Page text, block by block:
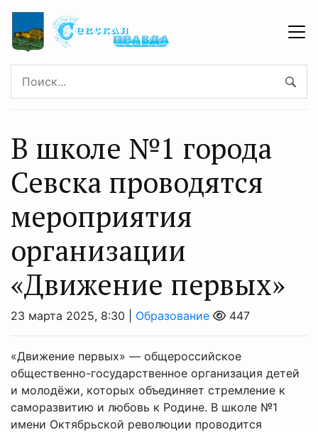
В школе №1 города
Севска проводятся
мероприятия
организации
«Движение первых»
23 марта 2025, 8:30 | Образование 447
«Движение первых» — общероссийское
общественно-государственное организация детей
и молодёжи, которых объединяет стремление к
саморазвитию и любовь к Родине. В школе №1
имени Октябрьской революции проводится